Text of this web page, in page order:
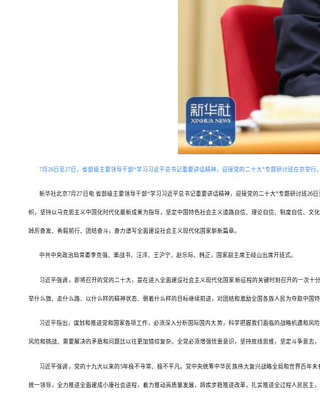
7月26日至27日，省部级主要领导干部“学习习近平总书记重要讲话精神，迎接党的二十大”专题研讨班在京举
新华社北京7月27日电 省部级主要领导干部“学习习近平总书记重要讲话精神，迎接党的二十大”专题研讨班
帜，坚持以马克思主义中国化时代化最新成果为指导，坚定中国特色社会主义道路自信、理论自信、制度自信、
踔厉奋发、勇毅前行、团结奋斗，奋力谱写全面建设社会主义现代化国家崭新篇章。
中共中央政治局常委李克强、栗战书、汪洋、王沪宁、赵乐际、韩正，国家副主席王岐山出席开班式。
习近平强调，即将召开的党的二十大，是在进入全面建设社会主义现代化国家新征程的关键时刻召开的一次
举什么旗、走什么路、以什么样的精神状态、朝着什么样的目标继续前进，对团结和激励全国各族人民为夺取中国
习近平指出，谋划和推进党和国家各项工作，必须深入分析国际国内大势，科学把握我们面临的战略机遇和
风险和挑战、需要解决的矛盾和问题比以往更加错综复杂。全党必须增强忧患意识，坚持底线思维，坚定斗争意
习近平强调，党的十九大以来的5年极不寻常、极不平凡。党中央统筹中华民族伟大复兴战略全局和世界百
统一领导，全力推进全面建成小康社会进程，着力推动高质量发展，蹄疾步稳推进改革，扎实推进全过程人民民